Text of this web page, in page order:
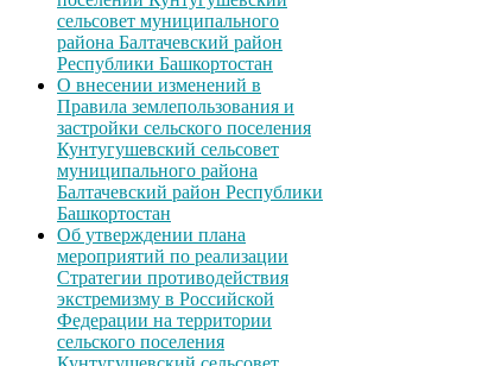
сельсовет муниципального
района Балтачевский район
Республики Башкортостан
О внесении изменений в
Правила землепользования и
застройки сельского поселения
Кунтугушевский сельсовет
муниципального района
Балтачевский район Республики
Башкортостан
Об утверждении плана
мероприятий по реализации
Стратегии противодействия
экстремизму в Российской
Федерации на территории
сельского поселения